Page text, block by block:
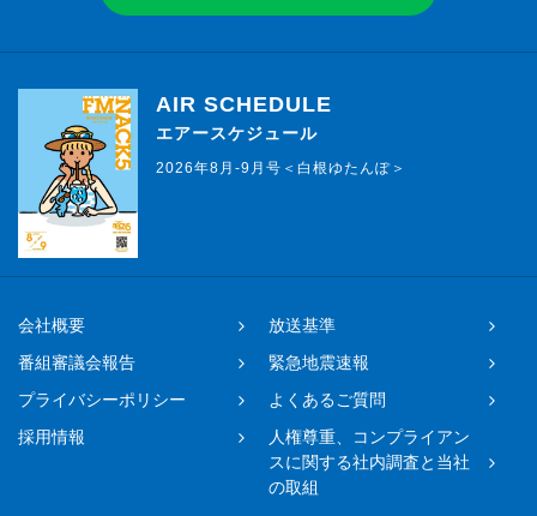
AIR SCHEDULE
エアースケジュール
2026年8月-9月号＜白根ゆたんぽ＞
会社概要
放送基準
番組審議会報告
緊急地震速報
プライバシーポリシー
よくあるご質問
採用情報
人権尊重、コンプライアン
スに関する社内調査と当社
の取組